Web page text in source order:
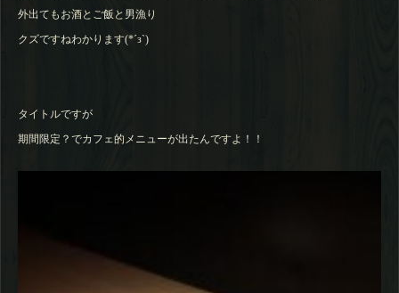
外出てもお酒とご飯と男漁り
クズですねわかります(*´з`)
タイトルですが
期間限定？でカフェ的メニューが出たんですよ！！